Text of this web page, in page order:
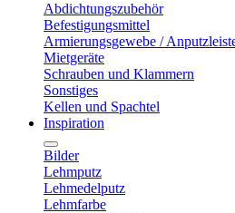
Abdichtungszubehör
Befestigungsmittel
Armierungsgewebe /
Mietgeräte
Schrauben und Klammern
Sonstiges
Kellen und Spachtel
Inspiration
Bilder
Lehmputz
Lehmedelputz
Lehmfarbe